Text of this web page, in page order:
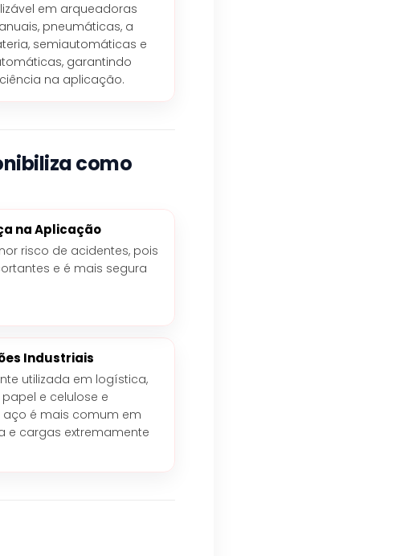
em arqueadoras
pneumáticas, a
semiautomáticas e
garantindo
na aplicação.
como
na Aplicação
risco de acidentes, pois
e é mais segura
Industriais
utilizada em logística,
e celulose e
aço é mais comum em
e cargas extremamente